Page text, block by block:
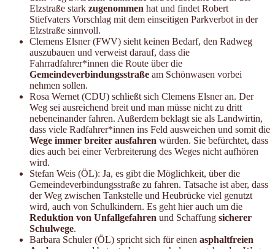
Elzstraße stark zugenommen hat und findet Robert
Stiefvaters Vorschlag mit dem einseitigen Parkverbot in der
Elzstraße sinnvoll.
Clemens Elsner (FWV) sieht keinen Bedarf, den Radweg
auszubauen und verweist darauf, dass die
Fahrradfahrer*innen die Route über die
Gemeindeverbindungsstraße am Schönwasen vorbei
nehmen sollen.
Rosa Wernet (CDU) schließt sich Clemens Elsner an. Der
Weg sei ausreichend breit und man müsse nicht zu dritt
nebeneinander fahren. Außerdem beklagt sie als Landwirtin,
dass viele Radfahrer*innen ins Feld ausweichen und somit die
Wege immer breiter ausfahren würden. Sie befürchtet, dass
dies auch bei einer Verbreiterung des Weges nicht aufhören
wird.
Stefan Weis (ÖL): Ja, es gibt die Möglichkeit, über die
Gemeindeverbindungsstraße zu fahren. Tatsache ist aber, dass
der Weg zwischen Tankstelle und Heubrücke viel genutzt
wird, auch von Schulkindern. Es geht hier auch um die
Reduktion von Unfallgefahren und Schaffung sicherer
Schulwege.
Barbara Schuler (ÖL) spricht sich für einen asphaltfreien